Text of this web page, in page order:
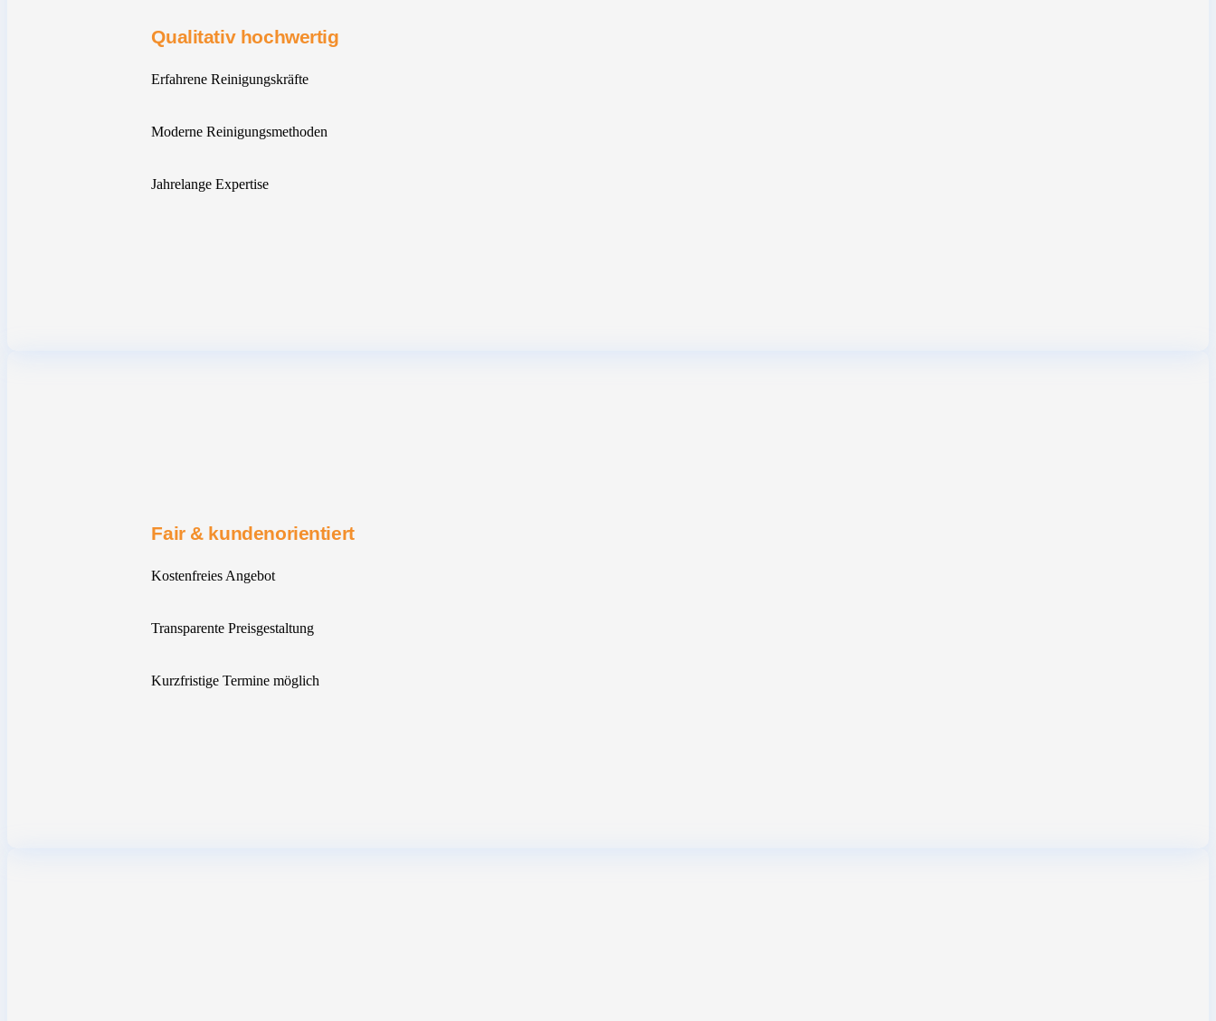
Qualitativ hochwertig
Erfahrene Reinigungskräfte
Moderne Reinigungsmethoden
Jahrelange Expertise
Fair & kundenorientiert
Kostenfreies Angebot
Transparente Preisgestaltung
Kurzfristige Termine möglich